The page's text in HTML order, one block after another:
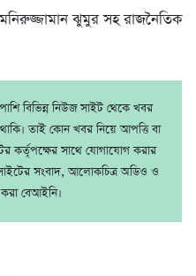
ঝুমুর সহ রাজনৈতিক
বিভিন্ন নিউজ সাইট থেকে খবর
থাকি। তাই কোন খবর নিয়ে আপত্তি বা
কর্তৃপক্ষের সাথে যোগাযোগ করার
সংবাদ, আলোকচিত্র অডিও ও
বেআইনি।